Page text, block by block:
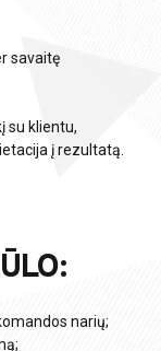
savaitę
su klientu,
į rezultatą.
narių;